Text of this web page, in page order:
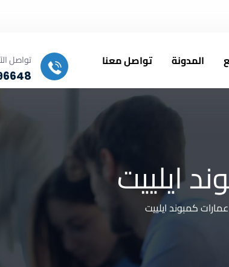
المدونة تواصل معنا تواصل
ايلييت
عمارات كمبوند ايلييت